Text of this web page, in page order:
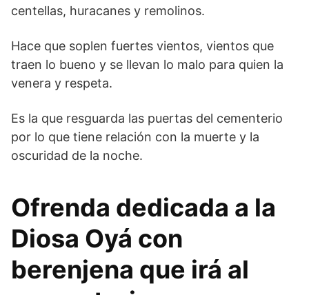
centellas, huracanes y remolinos.
Hace que soplen fuertes vientos, vientos que
traen lo bueno y se llevan lo malo para quien la
venera y respeta.
Es la que resguarda las puertas del cementerio
por lo que tiene relación con la muerte y la
oscuridad de la noche.
Ofrenda dedicada a la
Diosa Oyá con
berenjena que irá al